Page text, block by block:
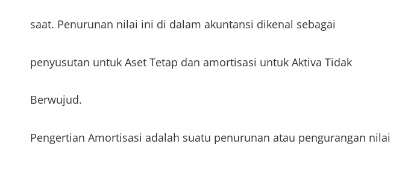
saat. Penurunan nilai ini di dalam akuntansi dikenal sebagai
penyusutan untuk Aset Tetap dan amortisasi untuk Aktiva Tidak
Berwujud.
Pengertian Amortisasi adalah suatu penurunan atau pengurangan nilai